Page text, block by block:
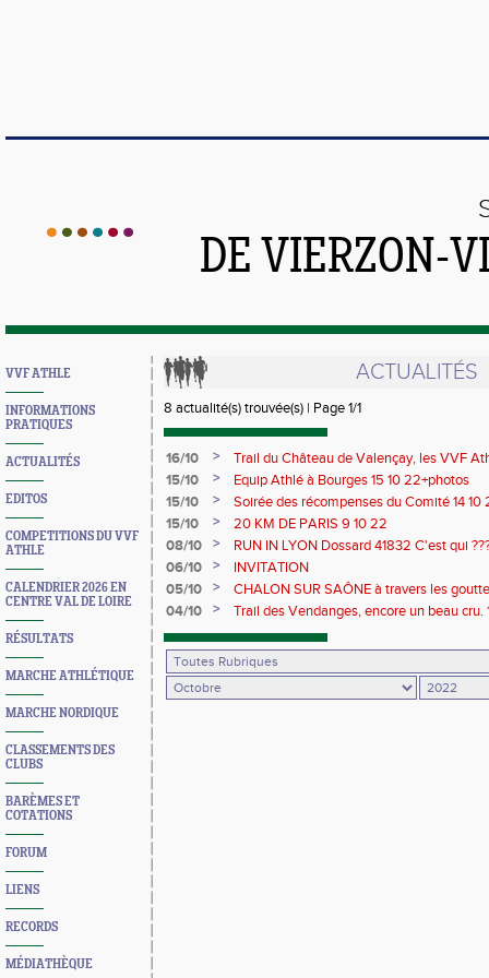
DE VIERZON-
VVF ATHLE
INFORMATIONS
PRATIQUES
ACTUALITÉS
EDITOS
COMPETITIONS DU VVF
ATHLE
CALENDRIER 2026 EN
CENTRE VAL DE LOIRE
RÉSULTATS
MARCHE ATHLÉTIQUE
MARCHE NORDIQUE
CLASSEMENTS DES
CLUBS
BARÈMES ET
COTATIONS
FORUM
LIENS
RECORDS
MÉDIATHÈQUE
ACTUALITÉS
8 actualité(s) trouvée(s) | Page 1/1
16/10 >
Trail du Château de Valençay, les VVF
2022
15/10 >
Equip Athlé à Bourges 15 10 22+photos
15/10
>
Soirée des récompenses du Comité 14 10
15/10
>
20 KM DE PARIS 9 10 22
08/10
>
RUN IN LYON Dossard 41832 C'est qui
06/10
>
INVITATION
05/10
>
CHALON SUR SAÔNE à travers les
04/10
> Trail des Vendanges, encore un beau cru.